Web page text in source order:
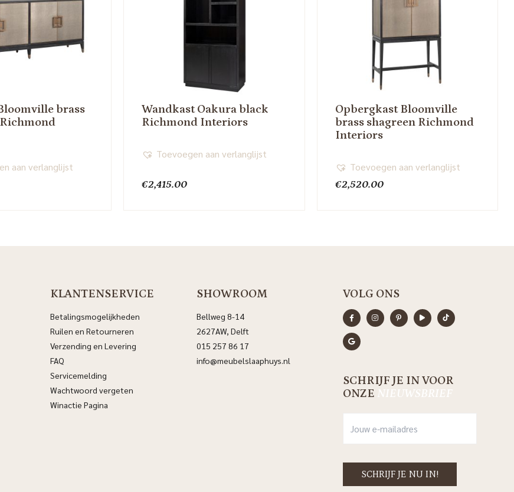
brass
aan verlanglijst
Wandkast Oakura black
Richmond Interiors
€2,415.00
Toevoegen aan verlanglijst
Opbergkast Bloomville
brass shagreen Richmond
Interiors
€2,520.00
Toevoegen aan verlanglijst
KLANTENSERVICE
Betalingsmogelijkheden
Ruilen en Retourneren
Verzending en Levering
FAQ
Servicemelding
Wachtwoord vergeten
Winactie Pagina
SHOWROOM
Bellweg 8-14
2627AW, Delft
015 257 86 17
info@meubelslaaphuys.nl
VOLG ONS
SCHRIJF JE IN VOOR
ONZE NIEUWSBRIEF